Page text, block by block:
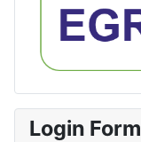
Login Form